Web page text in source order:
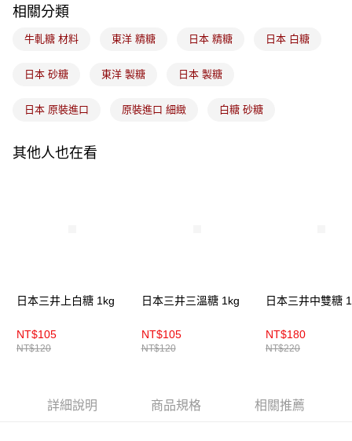
免運費
相關分類
牛軋糖 材料 東洋 精糖 日本 精糖 日本 白糖
日本 砂糖 東洋 製糖 日本 製糖
日本 原裝進口 原裝進口 細緻 白糖 砂糖
其他人也在看
日本三井上白糖 1kg
NT$105
NT$120
日本三井三溫糖 1kg
NT$105
NT$120
日本三井中雙糖
NT$180
NT$220
詳細說明 商品規格 相關推薦